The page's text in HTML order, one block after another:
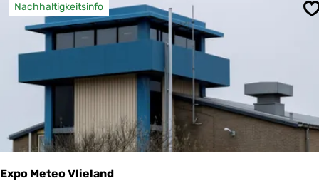
n
d
Expo Meteo Vlieland
Nachhaltigkeitsinfo